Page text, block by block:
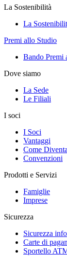
La Sostenibilità
La
Premi allo Studio
Bando Premi
Dove siamo
La Sede
Le Filiali
I soci
I Soci
Vantaggi
Come
Convenzioni
Prodotti e Servizi
Famiglie
Imprese
Sicurezza
Sicurezza
Carte di
Sportello